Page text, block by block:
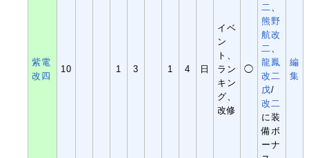
紫電
改四
10 1 3 1 4 日
イベ
ン
ト、
ラン
キン
グ、
改修
◯
二、
熊野
航改
二、
龍鳳
改二
戊/
改二
に装
備ボ
ーナ
編
集